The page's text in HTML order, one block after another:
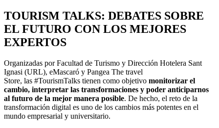
TOURISM TALKS: DEBATES SOBRE
EL FUTURO CON LOS MEJORES
EXPERTOS
Organizadas por Facultad de Turismo y Dirección Hotelera Sant
Ignasi (URL), eMascaró y Pangea The travel
Store, las #TourismTalks tienen como objetivo monitorizar el
cambio, interpretar las transformaciones y poder anticiparnos
al futuro de la mejor manera posible. De hecho, el reto de la
transformación digital es uno de los cambios más potentes en el
mundo empresarial y universitario.